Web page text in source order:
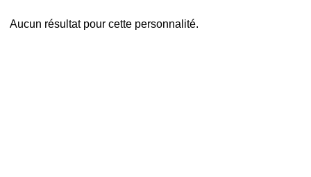
Aucun résultat pour cette personnalité.